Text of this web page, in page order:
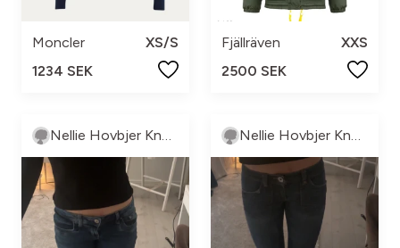
Moncler
XS/S
1234 SEK
Fjällräven
XXS
2500 SEK
Nellie Hovbjer Knutsson Nellie Hovbjer Knutsson